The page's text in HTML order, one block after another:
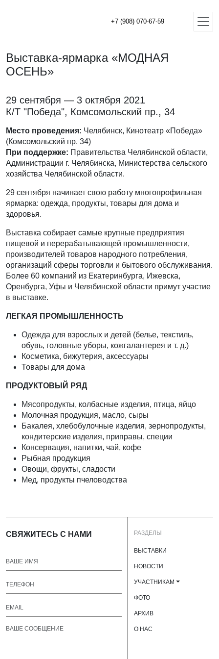
+7 (908) 070-67-59
Выставка-ярмарка «МОДНАЯ
ОСЕНЬ»
29 сентября — 3 октября 2021
К/Т "Победа", Комсомольский пр., 34
Место проведения: Челябинск, Кинотеатр «Победа»
(Комсомольский пр. 34)
При поддержке: Правительства Челябинской области,
Администрации г. Челябинска, Министерства сельского
хозяйства Челябинской области.
29 сентября начинает свою работу многопрофильная
ярмарка: одежда, продукты, товары для дома и
здоровья.
Выставка собирает самые крупные предприятия
пищевой и перерабатывающей промышленности,
производителей товаров народного потребления,
организаций сферы торговли и бытового обслуживания.
Более 60 компаний из Екатеринбурга, Ижевска,
Оренбурга, Уфы и Челябинской области примут участие
в выставке.
ЛЕГКАЯ ПРОМЫШЛЕННОСТЬ
Одежда для взрослых и детей (белье, текстиль,
обувь, головные уборы, кожгалантерея и т. д.)
Косметика, бижутерия, аксессуары
Товары для дома
ПРОДУКТОВЫЙ РЯД
Мясопродукты, колбасные изделия, птица, яйцо
Молочная продукция, масло, сыры
Бакалея, хлебобулочные изделия, зернопродукты,
кондитерские изделия, приправы, специи
Консервация, напитки, чай, кофе
Рыбная продукция
Овощи, фрукты, сладости
Мед, продукты пчеловодства
СВЯЖИТЕСЬ С НАМИ РАЗДЕЛЫ
ВЫСТАВКИ
НОВОСТИ
УЧАСТНИКАМ
ФОТО
АРХИВ
О НАС